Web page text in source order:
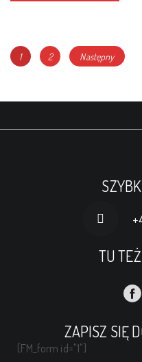
Nawigacja
wpisach
Page
1 Page
2 Następny
TU
ZAPISZ SIĘ
[FM_form id="1"]